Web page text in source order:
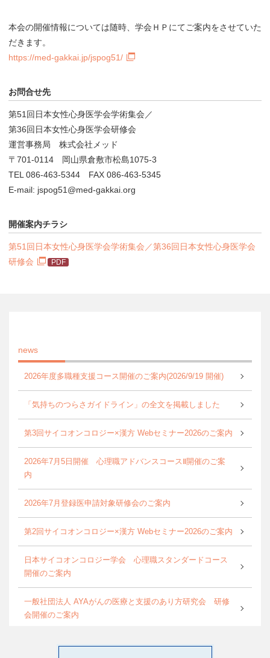
本会の開催情報については随時、学会ＨＰにてご案内をさせていた
だきます。
https://med-gakkai.jp/jspog51/
お問合せ先
第51回日本女性心身医学会学術集会／
第36回日本女性心身医学会研修会
運営事務局 株式会社メッド
〒701-0114 岡山県倉敷市松島1075-3
TEL 086-463-5344 FAX 086-463-5345
E-mail: jspog51@med-gakkai.org
開催案内チラシ
第51回日本女性心身医学会学術集会／第36回日本女性心身医学会
研修会
news
2026年度多職種支援コース開催のご案内(2026/9/19 開催)
「気持ちのつらさガイドライン」の全文を掲載しました
第3回サイコオンコロジー×漢方 Webセミナー2026のご案内
2026年7月5日開催 心理職アドバンスコースⅡ開催のご案
内
2026年7月登録医申請対象研修会のご案内
第2回サイコオンコロジー×漢方 Webセミナー2026のご案内
日本サイコオンコロジー学会 心理職スタンダードコース
開催のご案内
一般社団法人 AYAがんの医療と支援のあり方研究会 研修
会開催のご案内